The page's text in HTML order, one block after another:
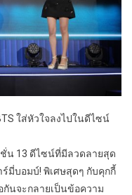
ใส่หัวใจลงไปในดีไซน์
ชั่น 13 ดีไซน์ที่มีลวดลายสุด
มี่บอมบ์! พิเศษสุดๆ กับคุกกี้
นจะกลายเป็นข้อความ